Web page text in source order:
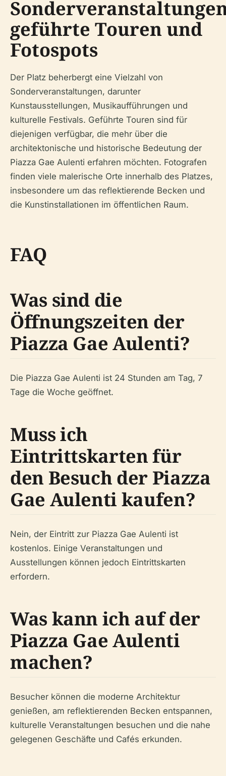
geführte Touren und
Fotospots
Der Platz beherbergt eine Vielzahl von
Sonderveranstaltungen, darunter
Kunstausstellungen, Musikaufführungen und
kulturelle Festivals. Geführte Touren sind für
diejenigen verfügbar, die mehr über die
architektonische und historische Bedeutung der
Piazza Gae Aulenti erfahren möchten. Fotografen
finden viele malerische Orte innerhalb des Platzes,
insbesondere um das reflektierende Becken und
die Kunstinstallationen im öffentlichen Raum.
FAQ
Was sind die
Öffnungszeiten der
Piazza Gae Aulenti?
Die Piazza Gae Aulenti ist 24 Stunden am Tag, 7
Tage die Woche geöffnet.
Muss ich
Eintrittskarten für
den Besuch der Piazza
Gae Aulenti kaufen?
Nein, der Eintritt zur Piazza Gae Aulenti ist
kostenlos. Einige Veranstaltungen und
Ausstellungen können jedoch Eintrittskarten
erfordern.
Was kann ich auf der
Piazza Gae Aulenti
machen?
Besucher können die moderne Architektur
genießen, am reflektierenden Becken entspannen,
kulturelle Veranstaltungen besuchen und die nahe
gelegenen Geschäfte und Cafés erkunden.